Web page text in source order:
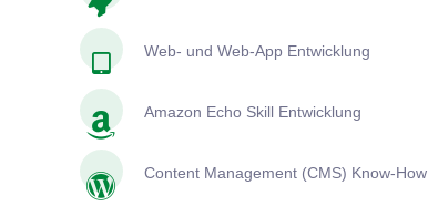
Web- und Web-App Entwicklung
Amazon Echo Skill Entwicklung
Content Management (CMS) Know-How